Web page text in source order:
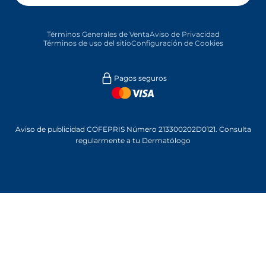
Términos Generales de VentaAviso de Privacidad
Términos de uso del sitioConfiguración de Cookies
Pagos seguros
Aviso de publicidad COFEPRIS Número 213300202D0121. Consulta
regularmente a tu Dermatólogo